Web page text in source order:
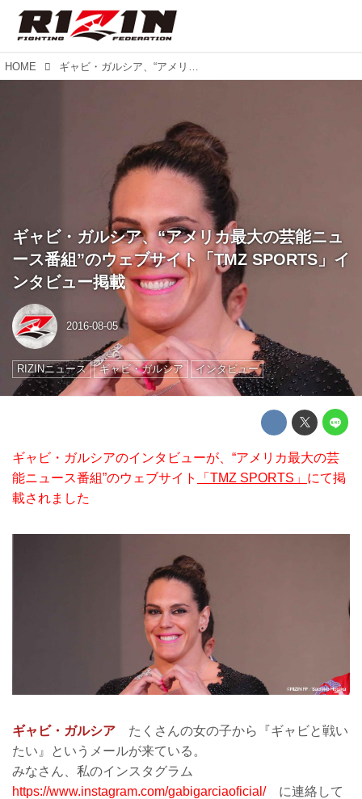
HOME ギャビ・ガルシア、“アメリカ最大の芸能ニュース番組”のウェブサイト「TMZ SPORTS」インタビュー掲載
ギャビ・ガルシア、“アメリカ最大の芸能ニュ
ース番組”のウェブサイト「TMZ SPORTS」イ
ンタビュー掲載
2016-08-05
RIZINニュース ギャビ・ガルシア インタビュー
ギャビ・ガルシアのインタビューが、“アメリカ最大の芸
能ニュース番組”のウェブサイト
「TMZ SPORTS」 にて掲
載されました
ギャビ・ガルシア たくさんの女の子から『ギャビと戦い
たい』というメールが来ている。
みなさん、私のインスタグラム
https://www.instagram.com/gabigarciaoficial/に連絡して